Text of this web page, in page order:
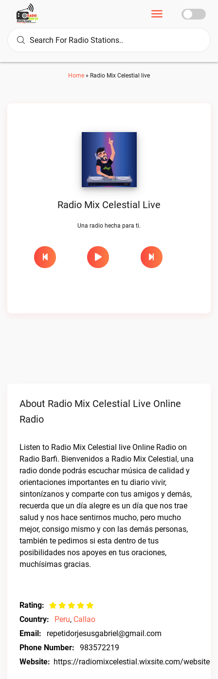
Home » Radio Mix Celestial live
Radio Mix Celestial Live
Una radio hecha para ti.
About Radio Mix Celestial Live Online
Radio
Listen to Radio Mix Celestial live Online Radio on
Radio Barfi. Bienvenidos a Radio Mix Celestial, una
radio donde podrás escuchar música de calidad y
orientaciones importantes en tu diario vivir,
sintonízanos y comparte con tus amigos y demás,
recuerda que un día alegre es un día que nos trae
salud y nos hace sentirnos mucho, pero mucho
mejor, consigo mismo y con las demás personas,
también te pedimos si esta dentro de tus
posibilidades nos apoyes en tus oraciones,
muchísimas gracias.
Rating:
Country:
Peru, Callao
Email:
repetidorjesusgabriel@gmail.com
Phone Number:
983572219
Website: https://radiomixcelestial.wixsite.com/website